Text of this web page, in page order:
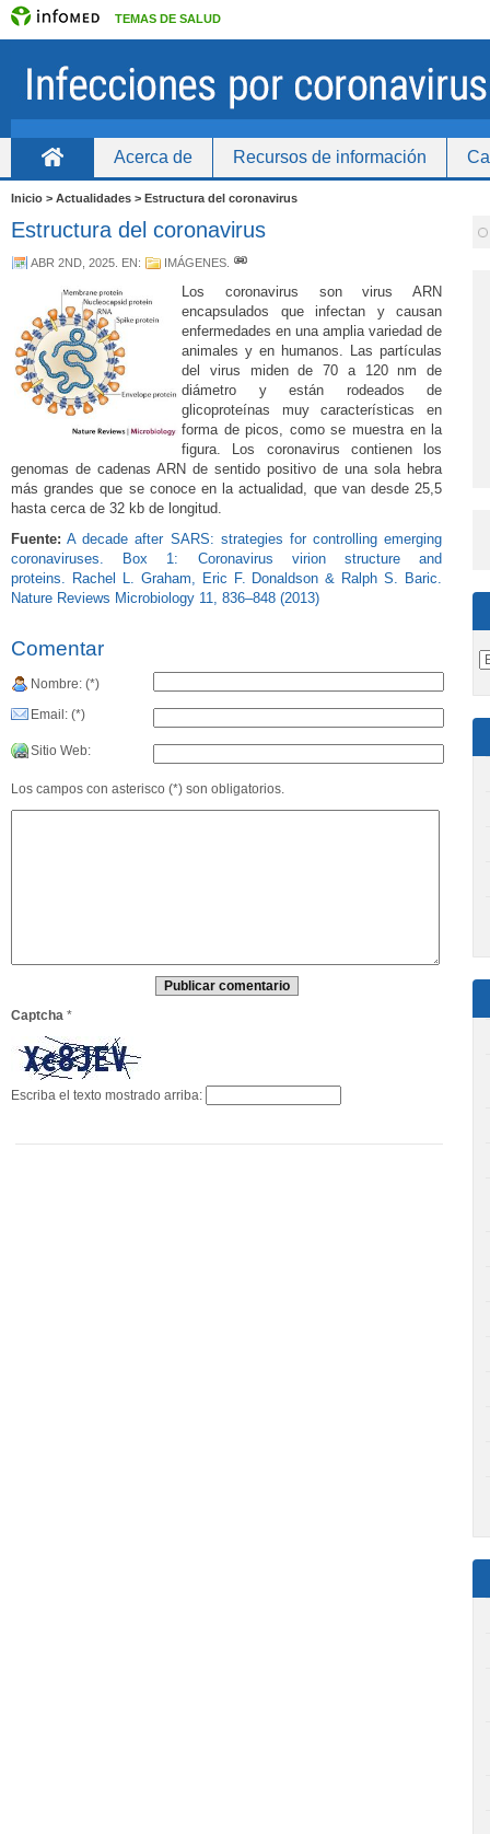
TEMAS DE SALUD
Acerca de Recursos de información
Inicio > Actualidades > Estructura del coronavirus
Estructura del coronavirus
ABR 2ND, 2025 . EN: IMÁGENES
Los coronavirus son virus ARN
encapsulados que infectan y causan
enfermedades en una amplia variedad de
animales y en humanos. Las partículas
del virus miden de 70 a 120 nm de
diámetro y están rodeados de
glicoproteínas muy características en
forma de picos, como se muestra en la
figura.
Los coronavirus contienen los
genomas de cadenas ARN de sentido positivo de una sola hebra
más grandes que se conoce en la actualidad, que van desde 25,5
hasta cerca de 32 kb de longitud.
Fuente: A decade after SARS: strategies for controlling emerging
coronaviruses. Box 1: Coronavirus virion structure and
proteins. Rachel L. Graham, Eric F. Donaldson & Ralph S. Baric.
Nature Reviews Microbiology 11, 836–848 (2013)
Comentar
Nombre: (*)
Email: (*)
Sitio Web:
Los campos con asterisco (*) son obligatorios.
Captcha *
Escriba el texto mostrado arriba: